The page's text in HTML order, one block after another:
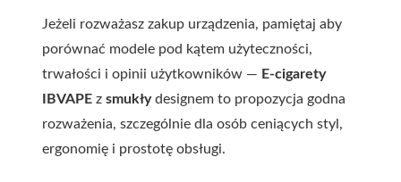
Jeżeli rozważasz zakup urządzenia, pamiętaj aby
porównać modele pod kątem użyteczności,
trwałości i opinii użytkowników — E-cigarety
IBVAPE z smukłydesignem to propozycja godna
rozważenia, szczególnie dla osób ceniących styl,
ergonomię i prostotę obsługi.